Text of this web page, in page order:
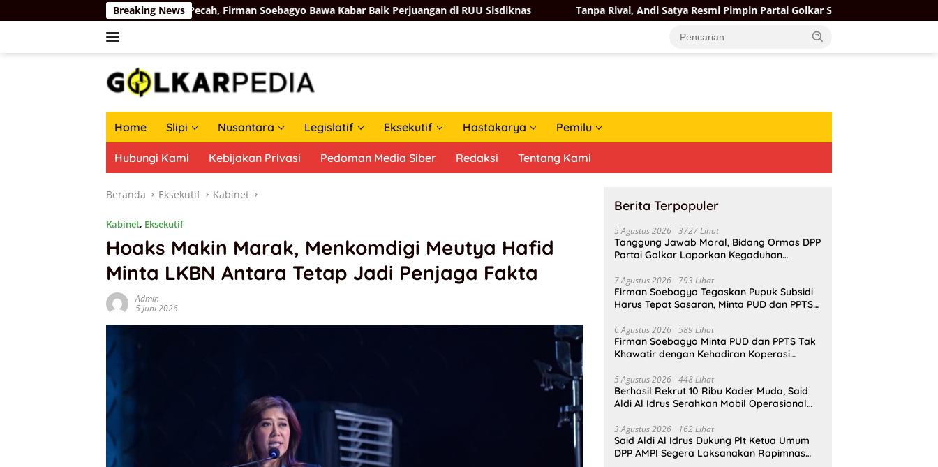
ke
Breaking News
Haru Guru PAUD Pati Pecah, Firman Soebagyo Bawa Kabar Baik Perjuangan di RUU Sisdiknas Tanpa Rival, Andi Satya Resmi Pimpin Partai Golkar Samarinda, Targetkan Menang
Home Slipi Nusantara Legislatif Eksekutif Hastakarya Pemilu
Hubungi Kami Kebijakan Privasi Pedoman Media Siber Redaksi Tentang Kami
Beranda Eksekutif Kabinet
Kabinet, Eksekutif
Hoaks Makin Marak, Menkomdigi Meutya Hafid
Minta LKBN Antara Tetap Jadi Penjaga Fakta
Admin
5 Juni 2026
Berita Terpopuler
5 Agustus 2026 3727 Lihat
Tanggung Jawab Moral, Bidang Ormas DPP
Partai Golkar Laporkan Kegaduhan
7 Agustus 2026 793 Lihat
Firman Soebagyo Tegaskan Pupuk Subsidi
Harus Tepat Sasaran, Minta PUD dan PPTS
6 Agustus 2026 589 Lihat
Firman Soebagyo Minta PUD dan PPTS Tak
Khawatir dengan Kehadiran Koperasi
5 Agustus 2026 448 Lihat
Berhasil Rekrut 10 Ribu Kader Muda, Said
Aldi Al Idrus Serahkan Mobil Operasional
3 Agustus 2026 162 Lihat
Said Aldi Al Idrus Dukung Plt Ketua Umum
DPP AMPI Segera Laksanakan Rapimnas